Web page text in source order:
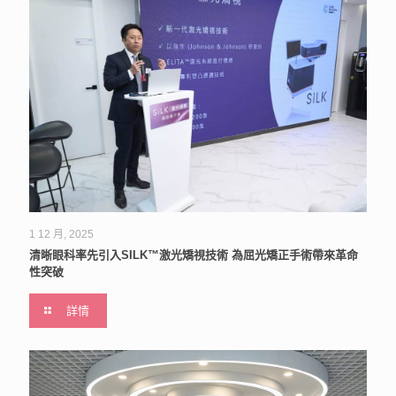
1 12 月, 2025
清晰眼科率先引入SILK™激光矯視技術 為屈光矯正手術帶來革命
性突破
詳情